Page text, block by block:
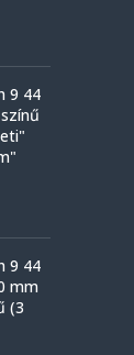
9 44
9 44
mm
(3